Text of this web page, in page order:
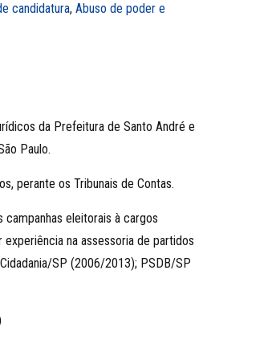
candidatura, Abuso de poder e
da Prefeitura de Santo André e
Paulo.
perante os Tribunais de Contas.
eleitorais à cargos
na assessoria de partidos
SP (2006/2013); PSDB/SP